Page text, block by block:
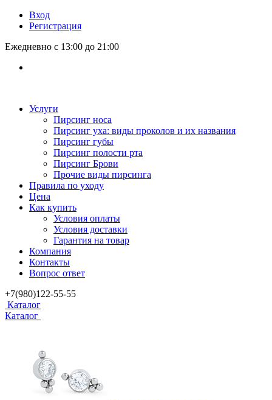
Вход
Регистрация
Ежедневно с 13:00 до 21:00
Услуги
Пирсинг носа
Пирсинг уха: виды проколов и их названия
Пирсинг губы
Пирсинг полости рта
Пирсинг Брови
Прочие виды пирсинга
Правила по уходу
Цена
Как купить
Условия оплаты
Условия доставки
Гарантия на товар
Компания
Контакты
Вопрос ответ
+7(980)122-55-55
Каталог
Каталог